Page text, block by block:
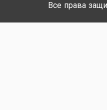
Все права